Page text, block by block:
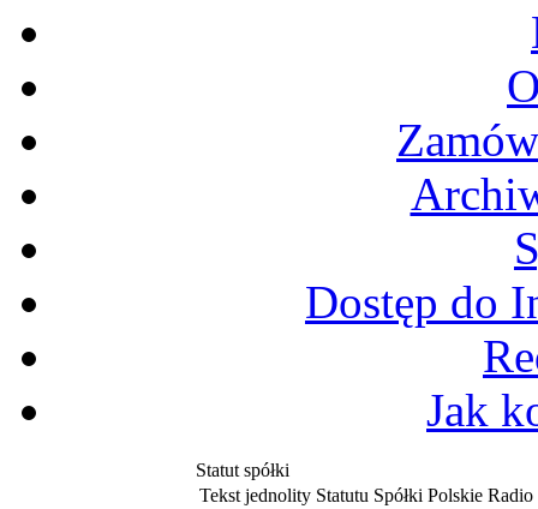
Dostęp do
Jak
Statut spółki
Tekst jednolity Statutu Spółki Polskie